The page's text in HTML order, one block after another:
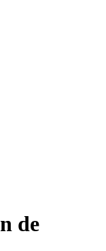
de